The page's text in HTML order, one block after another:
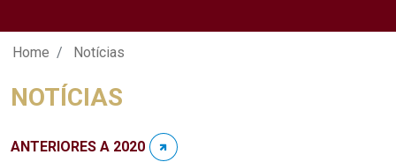
Notícias - Unicap
Home Notícias
NOTÍCIAS
ANTERIORES A 2020